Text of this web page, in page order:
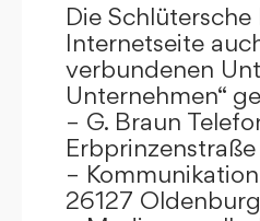
Die
Internetseite
verbundenen
Unternehmen“
– G. Braun
–
26127 Oldenburg